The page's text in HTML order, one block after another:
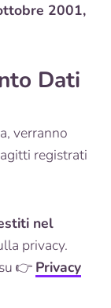
2001,
Dati
verranno
registrati
nel
privacy.
👉 Privacy